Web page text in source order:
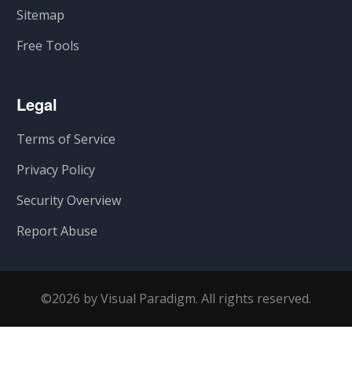
Sitemap
Free Tools
Legal
Terms of Service
Privacy Policy
Security Overview
Report Abuse
©2026 by Visual Paradigm. All rights reserved.